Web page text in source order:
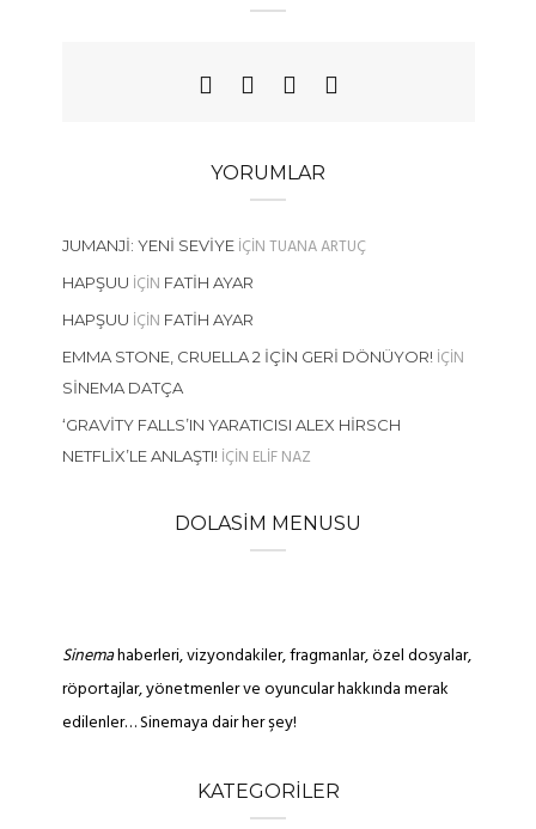
YORUMLAR
JUMANJI: YENI SEVIYEIÇINTUANA ARTUÇ
HAPŞUU IÇIN FATIH AYAR
HAPŞUU IÇIN FATIH AYAR
EMMA STONE, CRUELLA 2 İÇIN GERI DÖNÜYOR!IÇIN
SINEMA DATÇA
‘GRAVITY FALLS’IN YARATICISI ALEX HIRSCH
NETFLIX’LE ANLAŞTI!IÇIN ELIF NAZ
DOLASIM MENUSU
Sinemahaberleri, vizyondakiler, fragmanlar, özel dosyalar,
röportajlar, yönetmenler ve oyuncular hakkında merak
edilenler… Sinemaya dair her şey!
KATEGORILER